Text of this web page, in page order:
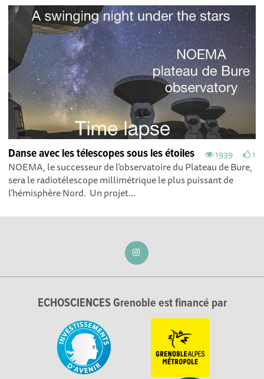
1939 1
Danse avec les télescopes sous les étoiles
NOEMA, le successeur de l’observatoire du Plateau de Bure,
sera le radiotélescope millimétrique le plus puissant de
l’hémisphère Nord. Un projet...
ECHOSCIENCES Grenoble est financé par